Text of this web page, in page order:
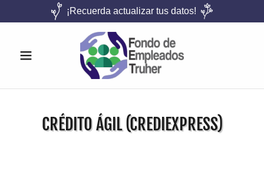
¡Recuerda actualizar tus datos!
CRÉDITO ÁGIL (CREDIEXPRESS)